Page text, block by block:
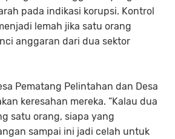
pada indikasi korupsi. Kontrol
lemah jika satu orang
anggaran dari dua sektor
Pematang Pelintahan dan Desa
keresahan mereka. “Kalau dua
satu orang, siapa yang
sampai ini jadi celah untuk